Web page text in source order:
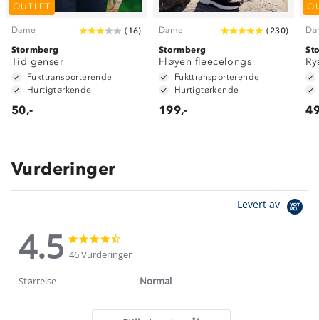
OUTLET
Dame ( 16)
Stormberg
Tid genser
Fukttransporterende
Hurtigtørkende
50,-
Dame ( 230)
Stormberg
Fløyen fleecelongs
Fukttransporterende
Hurtigtørkende
199,-
Vurderinger
Levert av
4.5
4.5
star
rating
star
rating
46 Vurderinger
Størrelse Normal